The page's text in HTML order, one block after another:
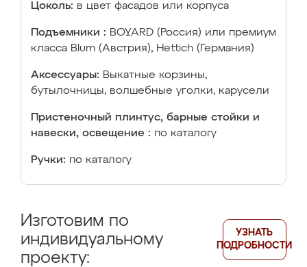
Цоколь: в цвет фасадов или корпуса
Подъемники : BOYARD (Россия) или премиум
класса Blum (Австрия), Hettich (Германия)
Аксессуары: Выкатные корзины,
бутылочницы, волшебные уголки, карусели
Пристеночный плинтус, барные стойки и
навески, освещение : по каталогу
Ручки: по каталогу
Изготовим по
индивидуальному
проекту:
УЗНАТЬ
ПОДРОБНОСТИ